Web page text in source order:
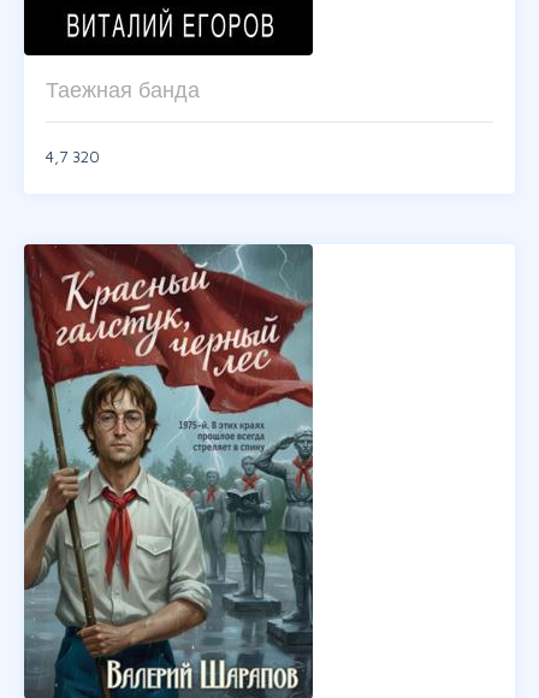
Таежная банда
4,7 320